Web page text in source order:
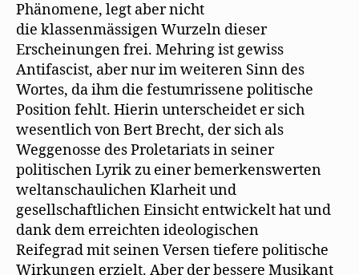
Phänomene, legt aber nicht
die klassenmässigen Wurzeln dieser
Erscheinungen frei. Mehring ist gewiss
Antifascist, aber nur im weiteren Sinn des
Wortes, da ihm die festumrissene politische
Position fehlt. Hierin unterscheidet er sich
wesentlich von Bert Brecht, der sich als
Weggenosse des Proletariats in seiner
politischen Lyrik zu einer bemerkenswerten
weltanschaulichen Klarheit und
gesellschaftlichen Einsicht entwickelt hat und
dank dem erreichten ideologischen
Reifegrad mit seinen Versen tiefere politische
Wirkungen erzielt. Aber der bessere Musikant